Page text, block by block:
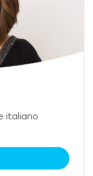
italiano